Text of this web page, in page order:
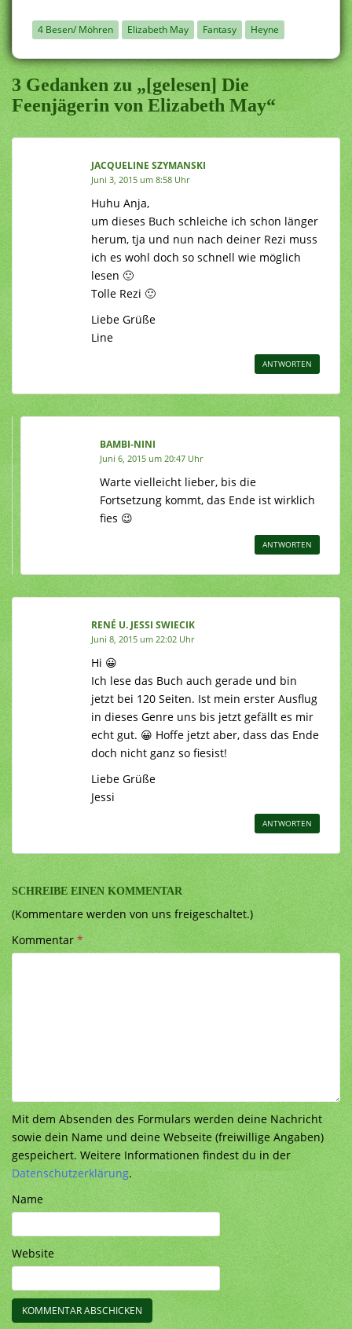
4 Besen/ Möhren Elizabeth May Fantasy Heyne
3 Gedanken zu „[gelesen] Die
Feenjägerin von Elizabeth May“
JACQUELINE SZYMANSKI
Juni 3, 2015 um 8:58 Uhr
Huhu Anja,
um dieses Buch schleiche ich schon länger
herum, tja und nun nach deiner Rezi muss
ich es wohl doch so schnell wie möglich
lesen 🙂
Tolle Rezi 🙂
Liebe Grüße
Line
ANTWORTEN
BAMBI-NINI
Juni 6, 2015 um 20:47 Uhr
Warte vielleicht lieber, bis die
Fortsetzung kommt, das Ende ist wirklich
fies 😉
ANTWORTEN
RENÉ U. JESSI SWIECIK
Juni 8, 2015 um 22:02 Uhr
Hi 😀
Ich lese das Buch auch gerade und bin
jetzt bei 120 Seiten. Ist mein erster Ausflug
in dieses Genre uns bis jetzt gefällt es mir
echt gut. 😀 Hoffe jetzt aber, dass das Ende
doch nicht ganz so fiesist!
Liebe Grüße
Jessi
ANTWORTEN
SCHREIBE EINEN KOMMENTAR
(Kommentare werden von uns freigeschaltet.)
Kommentar*
Mit dem Absenden des Formulars werden deine Nachricht
sowie dein Name und deine Webseite (freiwillige Angaben)
gespeichert. Weitere Informationen findest du in der
Datenschutzerklärung.
Name
Website